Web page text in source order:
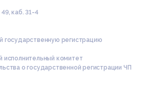
49, каб. 31-4
государственную регистрацию
исполнительный комитет
о государственной регистрации ЧП